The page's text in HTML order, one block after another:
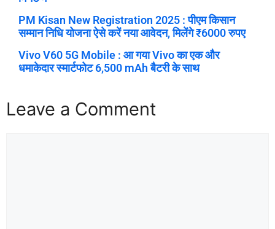
PM Kisan New Registration 2025 : पीएम किसान
सम्मान निधि योजना ऐसे करें नया आवेदन, मिलेंगे ₹6000 रुपए
Vivo V60 5G Mobile : आ गया Vivo का एक और
धमाकेदार स्मार्टफोट 6,500 mAh बैटरी के साथ
Leave a Comment